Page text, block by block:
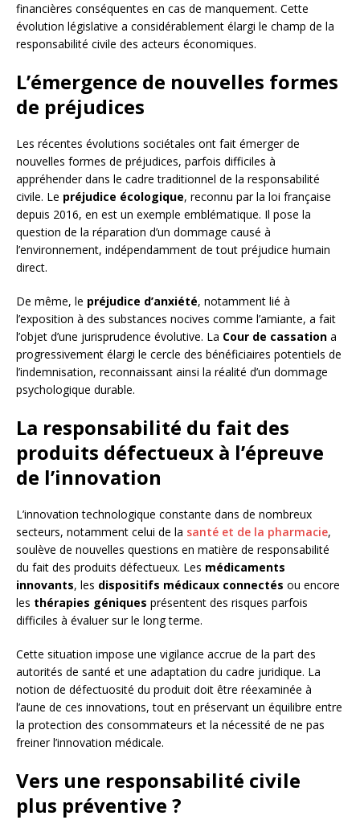
financières conséquentes en cas de manquement. Cette
évolution législative a considérablement élargi le champ de la
responsabilité civile des acteurs économiques.
L’émergence de nouvelles formes
de préjudices
Les récentes évolutions sociétales ont fait émerger de
nouvelles formes de préjudices, parfois difficiles à
appréhender dans le cadre traditionnel de la responsabilité
civile. Le préjudice écologique, reconnu par la loi française
depuis 2016, en est un exemple emblématique. Il pose la
question de la réparation d’un dommage causé à
l’environnement, indépendamment de tout préjudice humain
direct.
De même, le préjudice d’anxiété, notamment lié à
l’exposition à des substances nocives comme l’amiante, a fait
l’objet d’une jurisprudence évolutive. La Cour de cassation a
progressivement élargi le cercle des bénéficiaires potentiels de
l’indemnisation, reconnaissant ainsi la réalité d’un dommage
psychologique durable.
La responsabilité du fait des
produits défectueux à l’épreuve
de l’innovation
L’innovation technologique constante dans de nombreux
secteurs, notamment celui de la santé et de la pharmacie,
soulève de nouvelles questions en matière de responsabilité
du fait des produits défectueux. Les médicaments
innovants, les dispositifs médicaux connectés ou encore
les thérapies géniques présentent des risques parfois
difficiles à évaluer sur le long terme.
Cette situation impose une vigilance accrue de la part des
autorités de santé et une adaptation du cadre juridique. La
notion de défectuosité du produit doit être réexaminée à
l’aune de ces innovations, tout en préservant un équilibre entre
la protection des consommateurs et la nécessité de ne pas
freiner l’innovation médicale.
Vers une responsabilité civile
plus préventive ?